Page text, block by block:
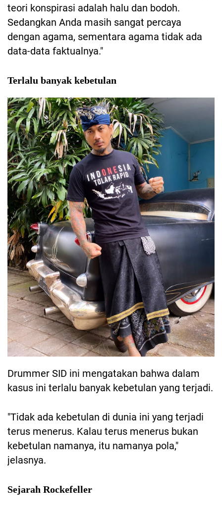
teori konspirasi adalah halu dan bodoh.
Sedangkan Anda masih sangat percaya
dengan agama, sementara agama tidak ada
data-data faktualnya."
Terlalu banyak kebetulan
Drummer SID ini mengatakan bahwa dalam
kasus ini terlalu banyak kebetulan yang terjadi.
"Tidak ada kebetulan di dunia ini yang terjadi
terus menerus. Kalau terus menerus bukan
kebetulan namanya, itu namanya pola,"
jelasnya.
Sejarah Rockefeller